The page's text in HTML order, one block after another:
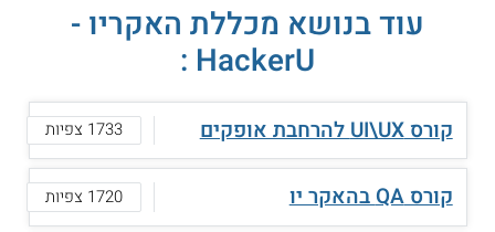
עוד בנושא מכללת האקריו -
HackerU :
קורס UI\UX להרחבת אופקים 1733 צפיות
קורס QA בהאקר יו 1720 צפיות